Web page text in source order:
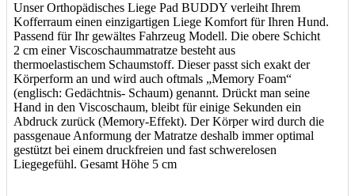
Unser Orthopädisches Liege Pad BUDDY verleiht Ihrem
Kofferraum einen einzigartigen Liege Komfort für Ihren Hund.
Passend für Ihr gewältes Fahrzeug Modell. Die obere Schicht
2 cm einer Viscoschaummatratze besteht aus
thermoelastischem Schaumstoff. Dieser passt sich exakt der
Körperform an und wird auch oftmals „Memory Foam“
(englisch: Gedächtnis- Schaum) genannt. Drückt man seine
Hand in den Viscoschaum, bleibt für einige Sekunden ein
Abdruck zurück (Memory-Effekt). Der Körper wird durch die
passgenaue Anformung der Matratze deshalb immer optimal
gestützt bei einem druckfreien und fast schwerelosen
Liegegefühl. Gesamt Höhe 5 cm